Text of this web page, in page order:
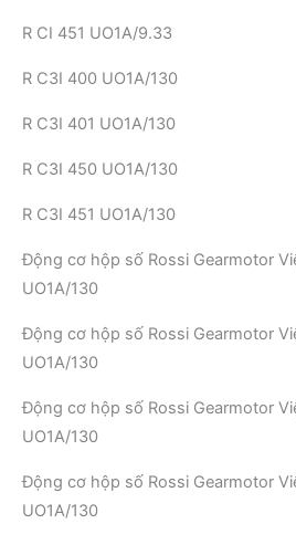
R CI 451 UO1A/9.33
R C3I 400 UO1A/130
R C3I 401 UO1A/130
R C3I 450 UO1A/130
R C3I 451 UO1A/130
Động cơ hộp số Rossi Gearmotor
UO1A/130
Động cơ hộp số Rossi Gearmotor
UO1A/130
Động cơ hộp số Rossi Gearmotor
UO1A/130
Động cơ hộp số Rossi Gearmotor
UO1A/130